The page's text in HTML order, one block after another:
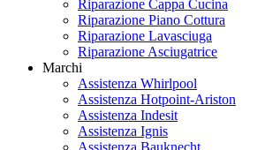
Riparazione Cappa Cucina
Riparazione Piano Cottura
Riparazione Lavasciuga
Riparazione Asciugatrice
Marchi
Assistenza Whirlpool
Assistenza Hotpoint-Ariston
Assistenza Indesit
Assistenza Ignis
Assistenza Bauknecht